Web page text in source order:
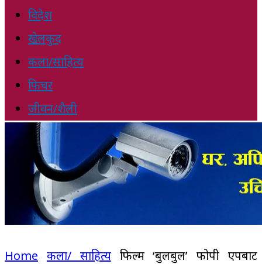
विदेश
खेलकुद
कला/साहित्य
फिचर
जीवन/शैली
Home कला/ साहित्य फिल्म ‘बुलबुल’ फोपी एपबाट